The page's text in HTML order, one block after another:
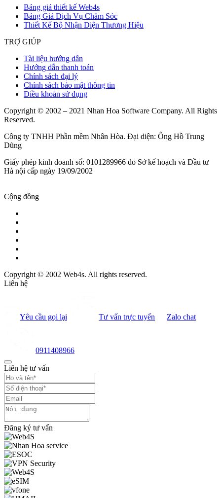
Bảng giá thiết kế Web4s
Bảng Giá Dịch Vụ Chăm Sóc
Thiết Kế Bộ Nhận Diện Thương Hiệu
TRỢ GIÚP
Tài liệu hướng dẫn
Hướng dẫn thanh toán
Chính sách đại lý
Chính sách bảo mật thông tin
Điều khoản sử dụng
Copyright © 2002 – 2021 Nhan Hoa Software Company. All Rights
Reserved.
Công ty TNHH Phần mềm Nhân Hòa. Đại diện: Ông Hồ Trung
Dũng
Giấy phép kinh doanh số: 0101289966 do Sở kế hoạch và Đầu tư
Hà nội cấp ngày 19/09/2002
Cộng đồng
Copyright © 2002 Web4s. All rights reserved.
Liên hệ
Yêu cầu gọi lại Tư vấn trực tuyến Zalo chat
0911408966
Liên hệ tư vấn
Đăng ký tư vấn